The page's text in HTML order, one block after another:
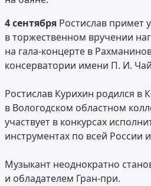
4 сентября Ростислав примет
в торжественном вручении
на гала-концерте в
консерватории имени П. И.
Ростислав Курихин родился в
в Вологодском областном
участвует в конкурсах
инструментах по всей России
Музыкант неоднократно
и обладателем Гран-при.